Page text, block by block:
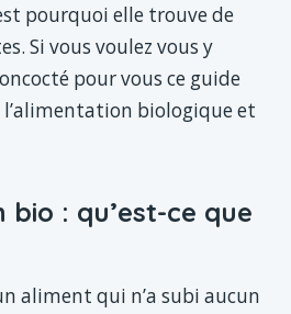
pourquoi elle trouve de
Si vous voulez vous y
pour vous ce guide
biologique et
bio : qu’est-ce que
aliment qui n’a subi aucun